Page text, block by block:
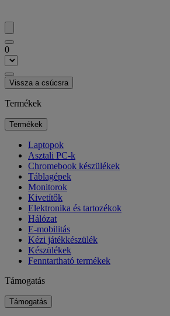
0
Vissza a csúcsra
Termékek
Termékek
Laptopok
Asztali PC-k
Chromebook készülékek
Táblagépek
Monitorok
Kivetítők
Elektronika és tartozékok
Hálózat
E-mobilitás
Kézi játékkészülék
Készülékek
Fenntartható termékek
Támogatás
Támogatás